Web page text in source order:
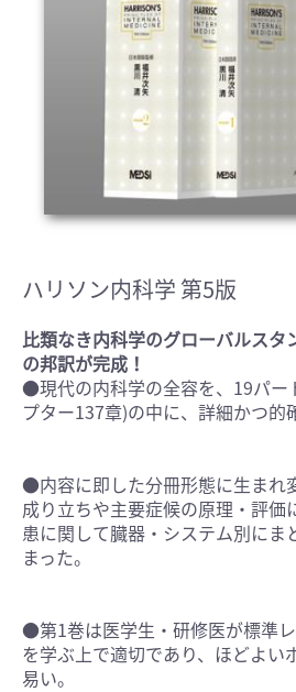
ハリソン内科学 第5版
比類なき内科学のグローバルスタ
の邦訳が完成！
●現代の内科学の全容を、19パー
プター137章)の中に、詳細かつ的
●内容に即した分冊形態に生まれ
成り立ちや主要症候の原理・評価
患に関して臓器・システム別にま
まった。
●第1巻は医学生・研修医が標準
を学ぶ上で適切であり、ほどよい
易い。